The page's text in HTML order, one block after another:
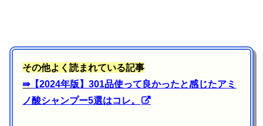
その他よく読まれている記事
⇛【2024年版】301品使って良かったと感じたアミ
ノ酸シャンプー5選はコレ。